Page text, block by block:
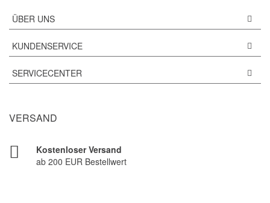
ÜBER UNS
KUNDENSERVICE
SERVICECENTER
VERSAND
Kostenloser Versand
ab 200 EUR Bestellwert